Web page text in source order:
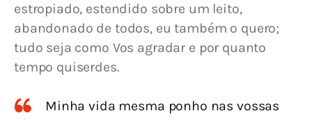
estropiado, estendido sobre um leito,
abandonado de todos, eu também o quero;
tudo seja como Vos agradar e por quanto
tempo quiserdes.
Minha vida mesma ponho nas vossas